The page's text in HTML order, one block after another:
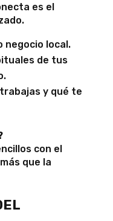
es el
negocio local.
de tus
y qué te
con el
que la